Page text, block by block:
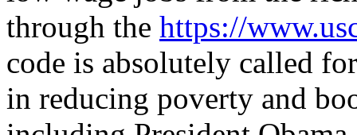
through the https://
code is absolutely called
in reducing poverty and